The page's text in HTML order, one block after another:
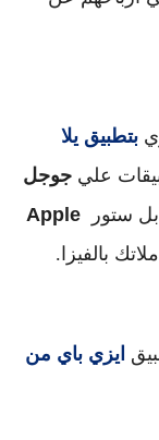
علي
ستور
Apple
بالفيزا.